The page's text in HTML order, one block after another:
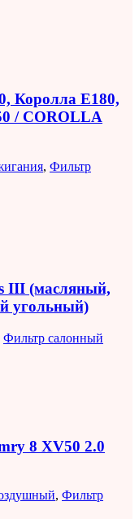
Королла E180,
/ COROLLA
, Фильтр
III (масляный,
угольный)
Фильтр салонный
8 XV50 2.0
, Фильтр